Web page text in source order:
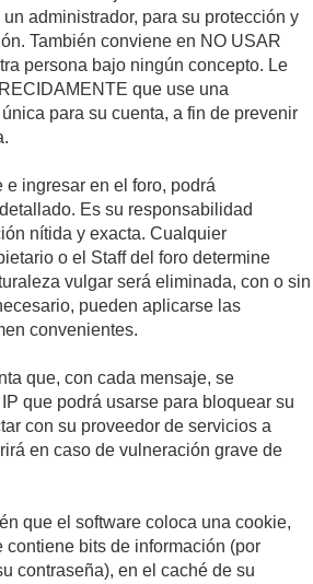
administrador, para su protección y
También conviene en NO USAR
persona bajo ningún concepto. Le
que use una
para su cuenta, a fin de prevenir
e ingresar en el foro, podrá
Es su responsabilidad
nítida y exacta. Cualquier
o el Staff del foro determine
vulgar será eliminada, con o sin
pueden aplicarse las
convenientes.
que, con cada mensaje, se
que podrá usarse para bloquear su
con su proveedor de servicios a
en caso de vulneración grave de
que el software coloca una cookie,
contiene bits de información (por
contraseña), en el caché de su